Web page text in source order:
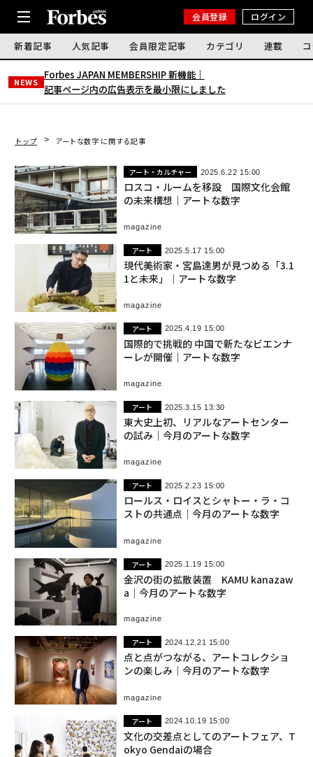
会員登録 ログイン
新着記事 人気記事 会員限定記事 カテゴリ 連載
NEWS
Forbes JAPAN MEMBERSHIP 新機能｜
記事ページ内の広告表示を最小限にしました
トップ アートな数字 に関する記事
アート・カルチャー 2025.6.22 15:00
ロスコ・ルームを移設 国際文化会館
の未来構想｜アートな数字
magazine
アート 2025.5.17 15:00
現代美術家・宮島達男が見つめる「3.1
1と未来」｜アートな数字
magazine
アート 2025.4.19 15:00
国際的で挑戦的 中国で新たなビエンナ
ーレが開催｜アートな数字
magazine
アート 2025.3.15 13:30
東大史上初、リアルなアートセンター
の試み｜今月のアートな数字
magazine
アート 2025.2.23 15:00
ロールス・ロイスとシャトー・ラ・コ
ストの共通点｜今月のアートな数字
magazine
アート 2025.1.19 15:00
金沢の街の拡散装置 KAMU kanazaw
a｜今月のアートな数字
magazine
アート 2024.12.21 15:00
点と点がつながる、アートコレクショ
ンの楽しみ｜今月のアートな数字
magazine
アート 2024.10.19 15:00
文化の交差点としてのアートフェア、T
okyo Gendaiの場合